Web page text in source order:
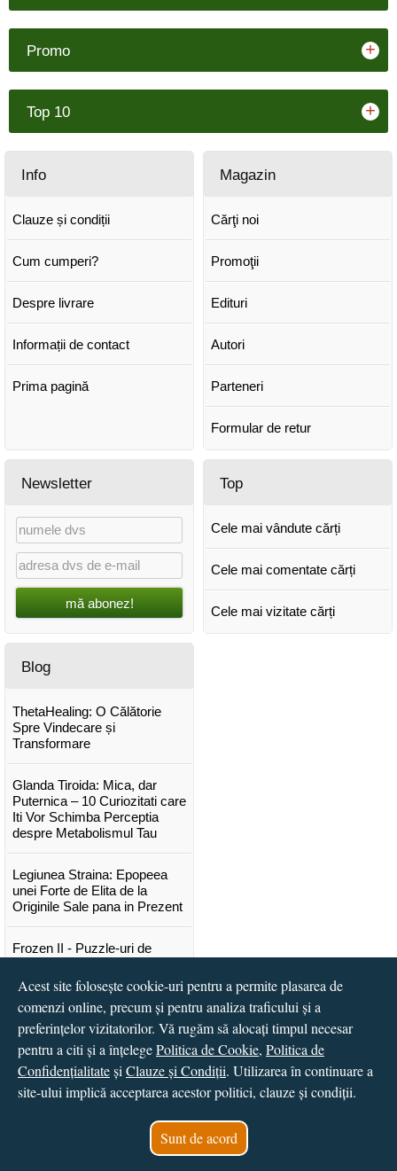
Promo +
Top 10 +
Info
Clauze și condiții
Cum cumperi?
Despre livrare
Informații de contact
Prima pagină
Magazin
Cărţi noi
Promoţii
Edituri
Autori
Parteneri
Formular de retur
Newsletter
mă abonez!
Top
Cele mai vândute cărți
Cele mai comentate cărți
Cele mai vizitate cărți
Blog
ThetaHealing: O Călătorie
Spre Vindecare și
Transformare
Glanda Tiroida: Mica, dar
Puternica – 10 Curiozitati care
Iti Vor Schimba Perceptia
despre Metabolismul Tau
Legiunea Straina: Epopeea
unei Forte de Elita de la
Originile Sale pana in Prezent
Frozen II - Puzzle-uri de
Lansare "Portocalele verzi" de
Vitali Cipileaga
...toate știrile
© 2016 - 2026S.C. CCN Books SRL
Vital Soft
Acest site folosește cookie-uri pentru a permite plasarea de
comenzi online, precum și pentru analiza traficului și a
preferințelor vizitatorilor. Vă rugăm să alocați timpul necesar
pentru a citi și a înțelegePolitica de Cookie, Politica de
Confidențialitateși Clauze și Condiții. Utilizarea în continuare a
site-ului implică acceptarea acestor politici, clauze și condiții.
Sunt de acord